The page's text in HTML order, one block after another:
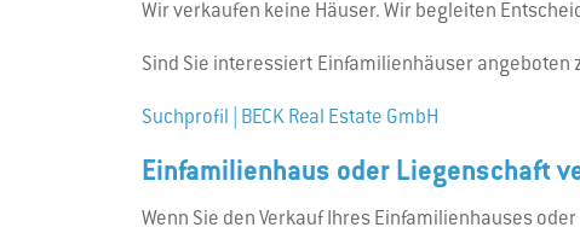
Wir verkaufen keine Häuser. Wir begleiten
Sind Sie interessiert Einfamilienhäuser
Suchprofil | BECK Real Estate GmbH
Einfamilienhaus oder Liegenschaft
Wenn Sie den Verkauf Ihres Einfamilienhauses